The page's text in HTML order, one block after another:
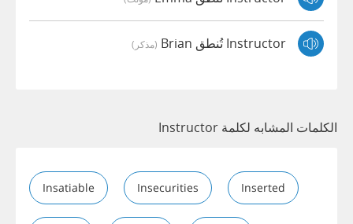
Instructor تُنطق Brian (مذكر)
الكلمات المشابه لكلمة Instructor
Insatiable Insecurities Inserted